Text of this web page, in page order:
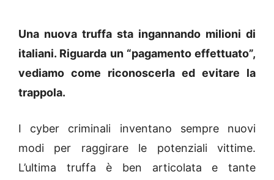
Una nuova truffa sta ingannando milioni di
italiani. Riguarda un “pagamento effettuato”,
vediamo come riconoscerla ed evitare la
trappola.
I cyber criminali inventano sempre nuovi
modi per raggirare le potenziali vittime.
L’ultima truffa è ben articolata e tante